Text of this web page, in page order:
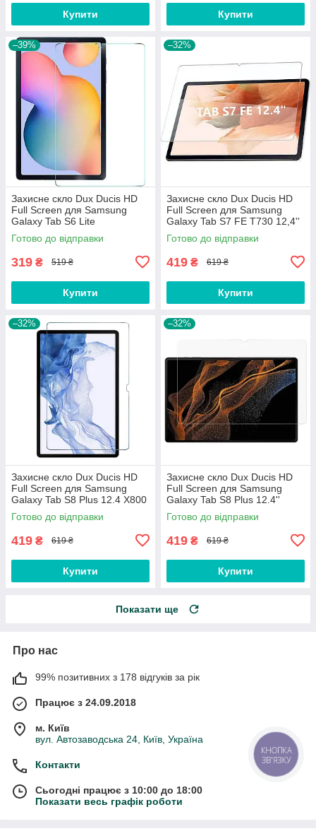
Купити Купити
–39%
Захисне скло Dux Ducis HD
Full Screen для Samsung
Galaxy Tab S6 Lite
(P610/P613/P615/P619) (0.33
мм)
Готово до відправки
319 ₴ 519 ₴
Купити
–32%
Захисне скло Dux Ducis HD
Full Screen для Samsung
Galaxy Tab S7 FE T730 12,4''
(0.33 мм)
Готово до відправки
419 ₴ 619 ₴
Купити
–32%
Захисне скло Dux Ducis HD
Full Screen для Samsung
Galaxy Tab S8 Plus 12.4 X800
X806 (0.33 мм)
Готово до відправки
419 ₴ 619 ₴
Купити
–32%
Захисне скло Dux Ducis HD
Full Screen для Samsung
Galaxy Tab S8 Plus 12.4''
X800 X806 (0.33 мм)
Готово до відправки
419 ₴ 619 ₴
Купити
Показати ще
Про нас
99% позитивних з 178 відгуків за рік
Працює з 24.09.2018
м. Київ
вул. Автозаводська 24, Київ, Україна
Контакти
Сьогодні працює з 10:00 до 18:00
Показати весь графік роботи
КНОПКА
ЗВ'ЯЗКУ